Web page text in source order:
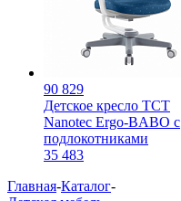
90 829
Детское кресло TCT
Nanotec Ergo-BABO с
подлокотниками
35 483
Главная-Каталог-